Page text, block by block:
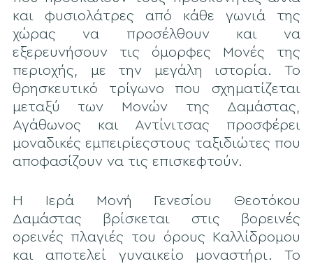
και φυσιολάτρες από κάθε γωνιά της
χώρας να προσέλθουν και να
εξερευνήσουν τις όμορφες Μονές της
περιοχής, με την μεγάλη ιστορία. Το
θρησκευτικό τρίγωνο που σχηματίζεται
μεταξύ των Μονών της Δαμάστας,
Αγάθωνος και Αντίνιτσας προσφέρει
μοναδικές εμπειρίεςστους ταξιδιώτες που
αποφασίζουν να τις επισκεφτούν.
Η Ιερά Μονή Γενεσίου Θεοτόκου
Δαμάστας βρίσκεται στις βορεινές
ορεινές πλαγιές του όρους Καλλίδρομου
και αποτελεί γυναικείο μοναστήρι. Το